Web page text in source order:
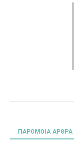
ΠΑΡΟΜΟΙΑ ΑΡΘΡΑ